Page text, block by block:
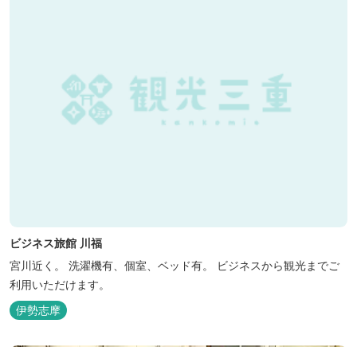
ビジネス旅館 川福
宮川近く。 洗濯機有、個室、ベッド有。 ビジネスから観光までご
利用いただけます。
伊勢志摩